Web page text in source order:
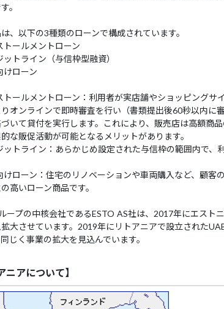
。
、以下の3種類のローンで構成されています。
ールメントローン
トライン（与信枠型融資）
ローン
ールメントローン：利用者が実店舗やショッピングサ
オンラインで即時審査を行い（書類提出後60秒以内に
いて貸付を実行します。これにより、販売店は高額商
な販促活動が可能となるメリットがあります。
トライン：あらかじめ設定された与信枠の範囲内で、
ローン：住宅のリノベーションや車両購入など、顧客
高いローン商品です。
ープの中核会社であるESTO AS社は、2017年にエスト
大させています。2019年にリトアニアで設立された
じく事業の拡大を見込んでいます。
ニアについて】